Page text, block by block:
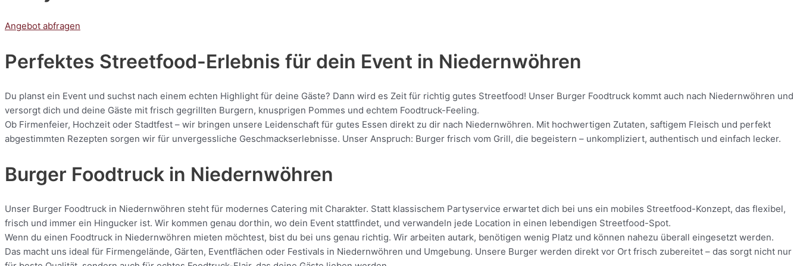
Angebot abfragen
Perfektes Streetfood-Erlebnis für dein Event in Niedernwöhren
Du planst ein Event und suchst nach einem echten Highlight für deine Gäste? Dann wird es Zeit für richtig gutes Streetfood! Unser Burger Foodtruck kommt auch nach Niedernwöhren und
versorgt dich und deine Gäste mit frisch gegrillten Burgern, knusprigen Pommes und echtem Foodtruck-Feeling.
Ob Firmenfeier, Hochzeit oder Stadtfest – wir bringen unsere Leidenschaft für gutes Essen direkt zu dir nach Niedernwöhren. Mit hochwertigen Zutaten, saftigem Fleisch und perfekt
abgestimmten Rezepten sorgen wir für unvergessliche Geschmackserlebnisse. Unser Anspruch: Burger frisch vom Grill, die begeistern – unkompliziert, authentisch und einfach lecker.
Burger Foodtruck in Niedernwöhren
Unser Burger Foodtruck in Niedernwöhren steht für modernes Catering mit Charakter. Statt klassischem Partyservice erwartet dich bei uns ein mobiles Streetfood-Konzept, das flexibel,
frisch und immer ein Hingucker ist. Wir kommen genau dorthin, wo dein Event stattfindet, und verwandeln jede Location in einen lebendigen Streetfood-Spot.
Wenn du einen Foodtruck in Niedernwöhren mieten möchtest, bist du bei uns genau richtig. Wir arbeiten autark, benötigen wenig Platz und können nahezu überall eingesetzt werden.
Das macht uns ideal für Firmengelände, Gärten, Eventflächen oder Festivals in Niedernwöhren und Umgebung. Unsere Burger werden direkt vor Ort frisch zubereitet – das sorgt nicht nur